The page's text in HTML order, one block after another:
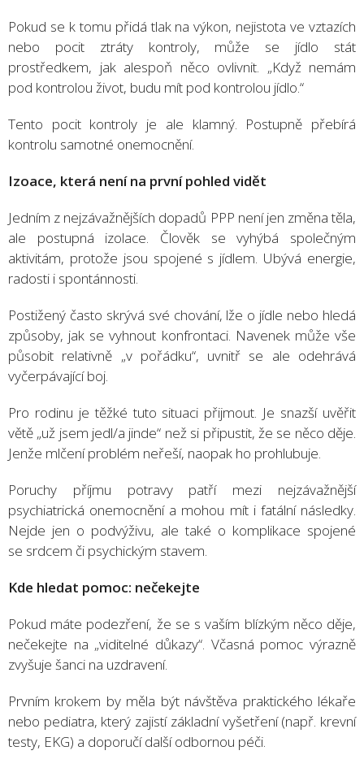
Pokud se k tomu přidá tlak na výkon, nejistota ve vztazích
nebo pocit ztráty kontroly, může se jídlo stát
prostředkem, jak alespoň něco ovlivnit. „Když nemám
pod kontrolou život, budu mít pod kontrolou jídlo.“
Tento pocit kontroly je ale klamný. Postupně přebírá
kontrolu samotné onemocnění.
Izoace, která není na první pohled vidět
Jedním z nejzávažnějších dopadů PPP není jen změna těla,
ale postupná izolace. Člověk se vyhýbá společným
aktivitám, protože jsou spojené s jídlem. Ubývá energie,
radosti i spontánnosti.
Postižený často skrývá své chování, lže o jídle nebo hledá
způsoby, jak se vyhnout konfrontaci. Navenek může vše
působit relativně „v pořádku“, uvnitř se ale odehrává
vyčerpávající boj.
Pro rodinu je těžké tuto situaci přijmout. Je snazší uvěřit
větě „už jsem jedl/a jinde“ než si připustit, že se něco děje.
Jenže mlčení problém neřeší, naopak ho prohlubuje.
Poruchy příjmu potravy patří mezi nejzávažnější
psychiatrická onemocnění a mohou mít i fatální následky.
Nejde jen o podvýživu, ale také o komplikace spojené
se srdcem či psychickým stavem.
Kde hledat pomoc: nečekejte
Pokud máte podezření, že se s vaším blízkým něco děje,
nečekejte na „viditelné důkazy“. Včasná pomoc výrazně
zvyšuje šanci na uzdravení.
Prvním krokem by měla být návštěva praktického lékaře
nebo pediatra, který zajistí základní vyšetření (např. krevní
testy, EKG) a doporučí další odbornou péči.